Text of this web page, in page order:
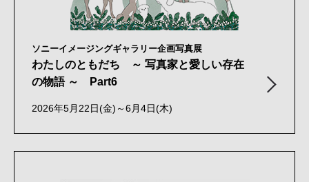
ソニーイメージングギャラリー企画写真展
わたしのともだち ～ 写真家と愛しい存在
の物語 ～ Part6
2026年5月22日(金)～6月4日(木)